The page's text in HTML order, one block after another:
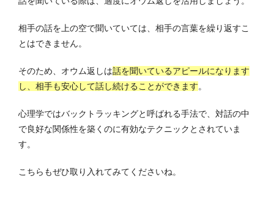
相手の話を上の空で聞いていては、相手の言葉を繰り返すこ
とはできません。
そのため、オウム返しは話を聞いているアピールになります
し、相手も安心して話し続けることができます。
心理学ではバックトラッキングと呼ばれる手法で、対話の中
で良好な関係性を築くのに有効なテクニックとされていま
す。
こちらもぜひ取り入れてみてくださいね。